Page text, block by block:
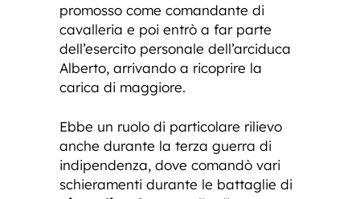
promosso come comandante di
cavalleria e poi entrò a far parte
dell’esercito personale dell’arciduca
Alberto, arrivando a ricoprire la
carica di maggiore.
Ebbe un ruolo di particolare rilievo
anche durante la terza guerra di
indipendenza, dove comandò vari
schieramenti durante le battaglie di